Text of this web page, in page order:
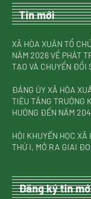
Tin mới
XÃ HÒA XUÂN TỔ
NĂM 2026 VỀ PHÁT
TẠO VÀ CHUYỂN ĐỔI
ĐẢNG ỦY XÃ HÒA
TIÊU TĂNG TRƯỞNG
HƯỚNG ĐẾN NĂM
HỘI KHUYẾN HỌC
THỨ I, MỞ RA GIAI
Đăng ký tin